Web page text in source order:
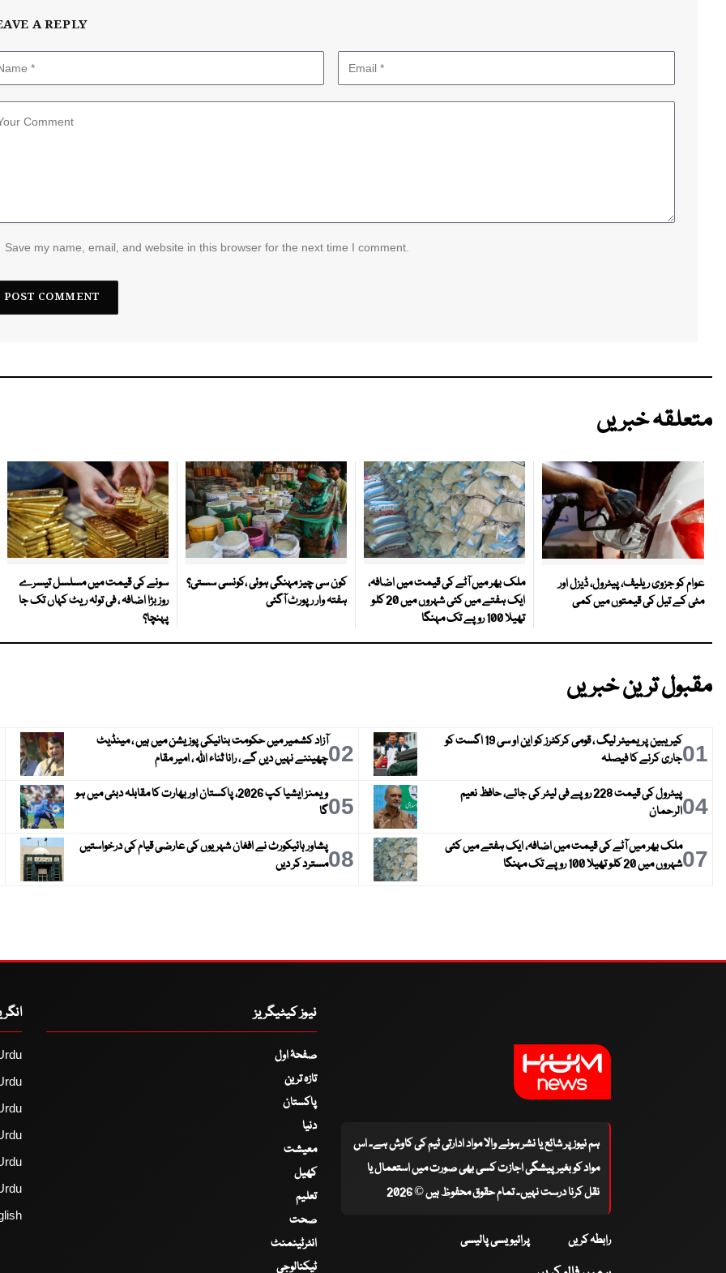
A REPLY
Save my name, email, and website in this browser for the next time I comment.
متعلقہ خبریں
عوام کو جزوی ریلیف، پیٹرول، ڈیزل اور
مٹی کے تیل کی قیمتوں میں کمی
ملک بھر میں آٹے کی قیمت میں اضافہ،
ایک ہفتے میں کئی شہروں میں 20 کلو
تھیلا 100 روپے تک مہنگا
کون سی چیز مہنگی ہوئی ،کونسی سستی؟
ہفتہ وار رپورٹ آگئی
سونے کی قیمت میں مسلسل تیسرے
روز بڑا اضافہ ، فی تولہ ریٹ کہاں تک جا
پہنچا؟
مقبول ترین خبریں
01
کیریبین پریمیئر لیگ ، قومی کرکٹرز کو این او سی 19 اگست کو
جاری کرنے کا فیصلہ
02آزاد کشمیر میں حکومت بنانیکی پوزیشن میں ہیں ، مینڈیٹ
چھیننے نہیں دیں گے ، رانا ثناء اللہ ، امیر مقام
04
پیٹرول کی قیمت 228 روپے فی لیٹر کی جائے، حافظ نعیم
الرحمان
05
ویمنز ایشیا کپ 2026، پاکستان اور بھارت کا مقابلہ دبئی میں ہو
گا
07ملک بھر میں آٹے کی قیمت میں اضافہ، ایک ہفتے میں کئی
شہروں میں 20 کلو تھیلا 100 روپے تک مہنگا
08پشاور ہائیکورٹ نے افغان شہریوں کی عارضی قیام کی درخواستیں
مسترد کر دیں
ہم نیوز پر شائع یا نشر ہونے والا مواد ادارتی ٹیم کی کاوش ہے۔ اس
مواد کو بغیر پیشگی اجازت کسی بھی صورت میں استعمال یا
نقل کرنا درست نہیں۔ تمام حقوق محفوظ ہیں © 2026
رابطہ کریں پرائیویسی پالیسی
نیوز کیٹیگریز
صفحۂ اول
تازہ ترین
پاکستان
دنیا
معیشت
کھیل
تعلیم
صحت
انٹرٹینمنٹ
ٹیکنالوجی